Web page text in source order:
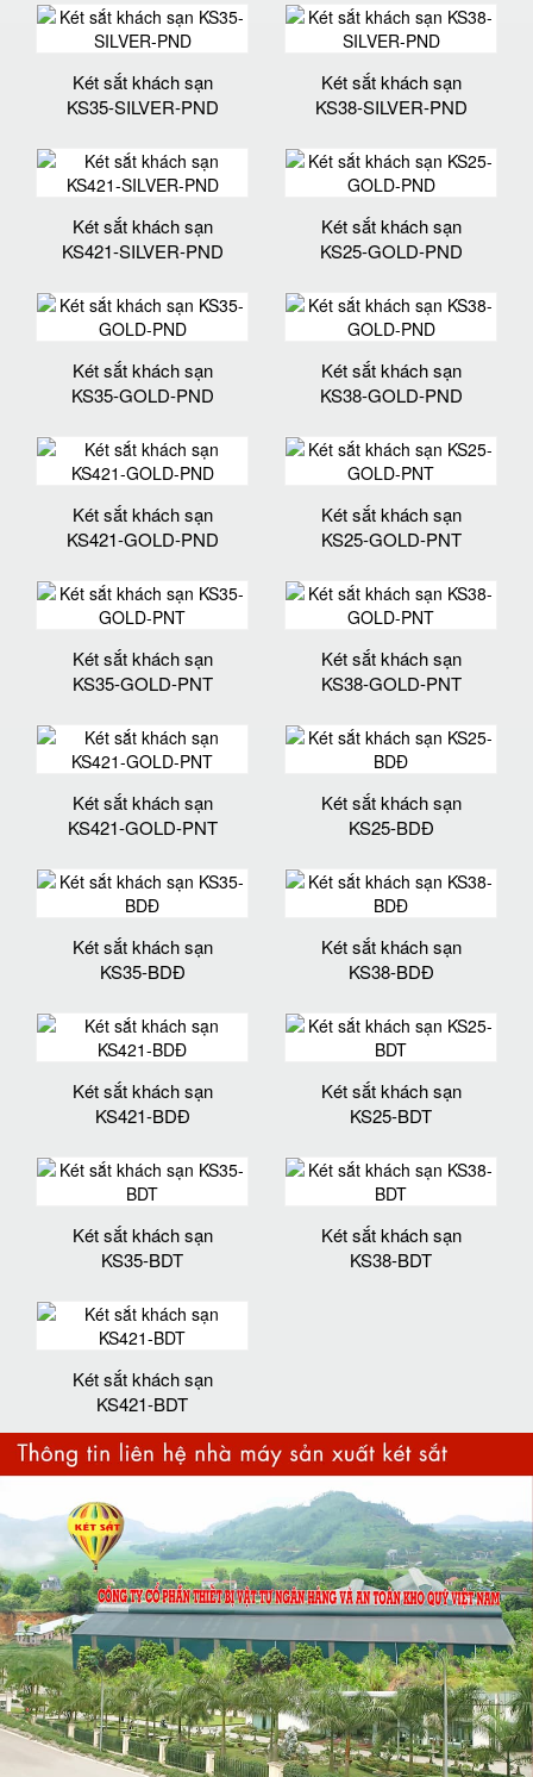
Két sắt khách sạn
KS35-SILVER-PND
Két sắt khách sạn
KS38-SILVER-PND
Két sắt khách sạn
KS421-SILVER-PND
Két sắt khách sạn
KS25-GOLD-PND
Két sắt khách sạn
KS35-GOLD-PND
Két sắt khách sạn
KS38-GOLD-PND
Két sắt khách sạn
KS421-GOLD-PND
Két sắt khách sạn
KS25-GOLD-PNT
Két sắt khách sạn
KS35-GOLD-PNT
Két sắt khách sạn
KS38-GOLD-PNT
Két sắt khách sạn
KS421-GOLD-PNT
Két sắt khách sạn
KS25-BDĐ
Két sắt khách sạn
KS35-BDĐ
Két sắt khách sạn
KS38-BDĐ
Két sắt khách sạn
KS421-BDĐ
Két sắt khách sạn
KS25-BDT
Két sắt khách sạn
KS35-BDT
Két sắt khách sạn
KS38-BDT
Két sắt khách sạn
KS421-BDT